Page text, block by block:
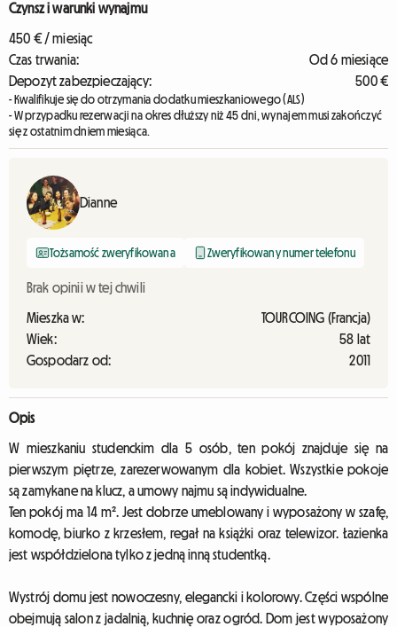
Czynsz i warunki wynajmu
450 € / miesiąc
Czas trwania:
Od 6 miesiące
Depozyt zabezpieczający:
500 €
- Kwalifikuje się do otrzymania dodatku mieszkaniowego (ALS)
- W przypadku rezerwacji na okres dłuższy niż 45 dni, wynajem musi zakończyć
się z ostatnim dniem miesiąca.
Dianne
Tożsamość zweryfikowana Zweryfikowany numer telefonu
Brak opinii w tej chwili
Mieszka w:
TOURCOING (Francja)
Wiek:
58 lat
Gospodarz od:
2011
Opis
W mieszkaniu studenckim dla 5 osób, ten pokój znajduje się na
pierwszym piętrze, zarezerwowanym dla kobiet. Wszystkie pokoje
są zamykane na klucz, a umowy najmu są indywidualne.
Ten pokój ma 14 m². Jest dobrze umeblowany i wyposażony w szafę,
komodę, biurko z krzesłem, regał na książki oraz telewizor. Łazienka
jest współdzielona tylko z jedną inną studentką.
Wystrój domu jest nowoczesny, elegancki i kolorowy. Części wspólne
obejmują salon z jadalnią, kuchnię oraz ogród. Dom jest wyposażony